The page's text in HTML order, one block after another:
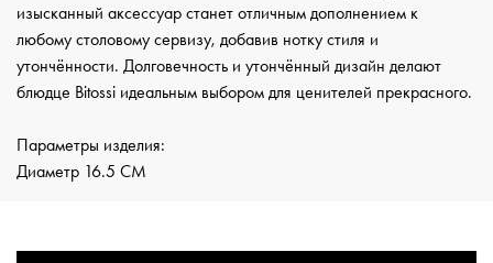
изысканный аксессуар станет отличным дополнением к
любому столовому сервизу, добавив нотку стиля и
утончённости. Долговечность и утончённый дизайн делают
блюдце Bitossi идеальным выбором для ценителей прекрасного.
Параметры изделия:
Диаметр 16.5 CM